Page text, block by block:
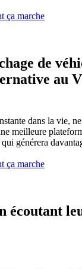
ça marche
de
au
dans la vie,
meilleure
générera
ça marche
écoutant